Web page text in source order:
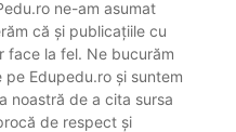
ne-am asumat
că și publicațiile cu
face la fel. Ne bucurăm
Edupedu.ro și suntem
noastră de a cita sursa
de respect și